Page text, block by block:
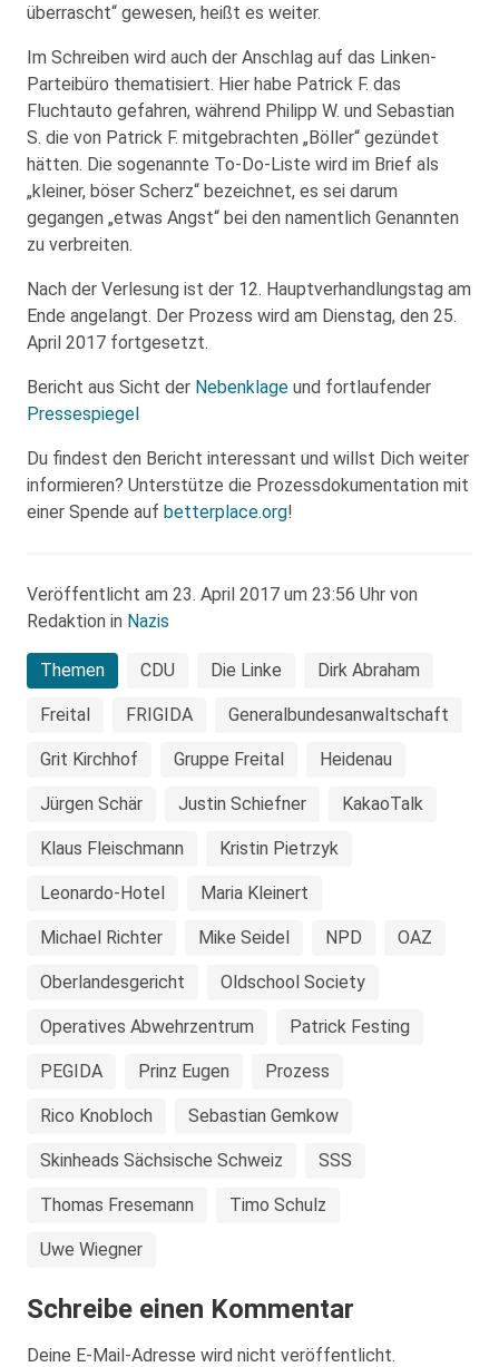
überrascht“ gewesen, heißt es weiter.
Im Schreiben wird auch der Anschlag auf das Linken-
Parteibüro thematisiert. Hier habe Patrick F. das
Fluchtauto gefahren, während Philipp W. und Sebastian
S. die von Patrick F. mitgebrachten „Böller“ gezündet
hätten. Die sogenannte To-Do-Liste wird im Brief als
„kleiner, böser Scherz“ bezeichnet, es sei darum
gegangen „etwas Angst“ bei den namentlich Genannten
zu verbreiten.
Nach der Verlesung ist der 12. Hauptverhandlungstag am
Ende angelangt. Der Prozess wird am Dienstag, den 25.
April 2017 fortgesetzt.
Bericht aus Sicht der Nebenklage und fortlaufender
Pressespiegel
Du findest den Bericht interessant und willst Dich weiter
informieren? Unterstütze die Prozessdokumentation mit
einer Spende auf betterplace.org!
Veröffentlicht am 23. April 2017 um 23:56 Uhr von
Redaktion in Nazis
Themen CDU Die Linke Dirk Abraham
Freital FRIGIDA Generalbundesanwaltschaft
Grit Kirchhof Gruppe Freital Heidenau
Jürgen Schär Justin Schiefner KakaoTalk
Klaus Fleischmann Kristin Pietrzyk
Leonardo-Hotel Maria Kleinert
Michael Richter Mike Seidel NPD OAZ
Oberlandesgericht Oldschool Society
Operatives Abwehrzentrum Patrick Festing
PEGIDA Prinz Eugen Prozess
Rico Knobloch Sebastian Gemkow
Skinheads Sächsische Schweiz SSS
Thomas Fresemann Timo Schulz
Uwe Wiegner
Schreibe einen Kommentar
Deine E-Mail-Adresse wird nicht veröffentlicht.